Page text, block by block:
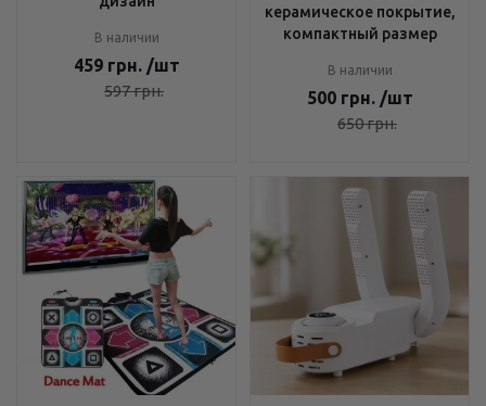
В наличии
459 грн. /шт
597грн.
керамическое покрытие,
компактный размер
В наличии
500 грн. /шт
650грн.